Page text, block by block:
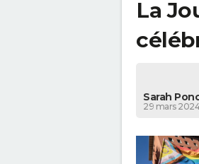
La
Sarah
29 mars 2024